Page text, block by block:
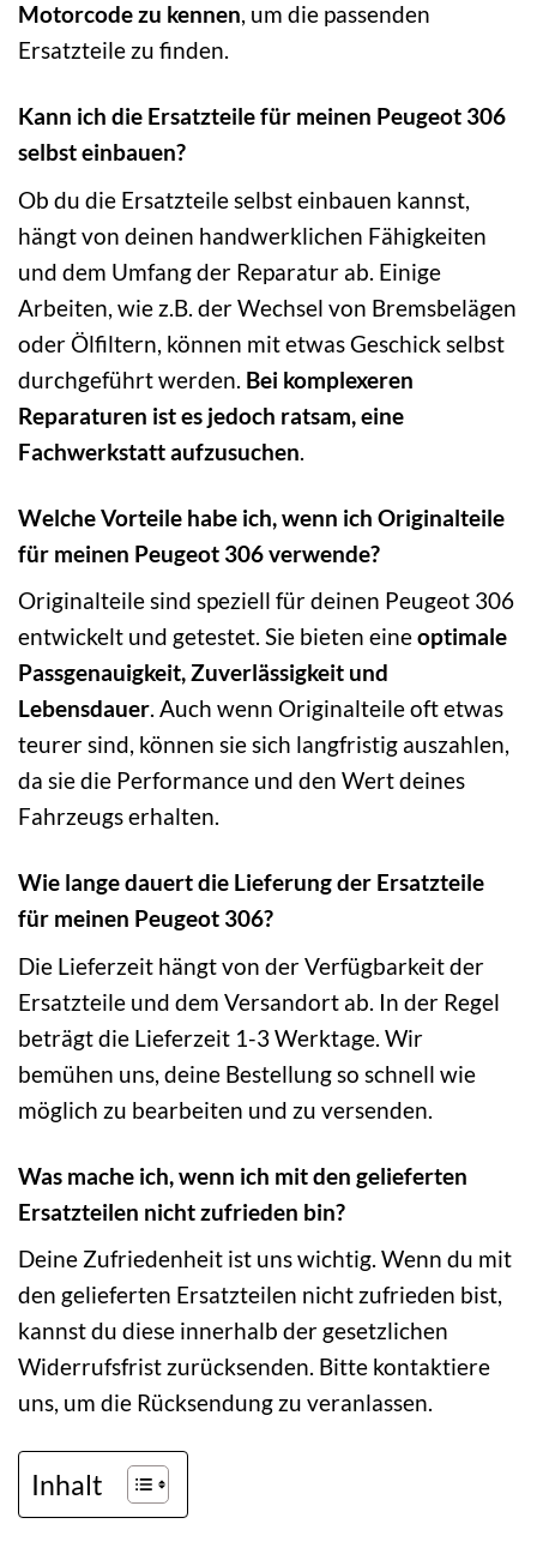
Motorcode zu kennen, um die passenden
Ersatzteile zu finden.
Kann ich die Ersatzteile für meinen Peugeot 306
selbst einbauen?
Ob du die Ersatzteile selbst einbauen kannst,
hängt von deinen handwerklichen Fähigkeiten
und dem Umfang der Reparatur ab. Einige
Arbeiten, wie z.B. der Wechsel von Bremsbelägen
oder Ölfiltern, können mit etwas Geschick selbst
durchgeführt werden. Bei komplexeren
Reparaturen ist es jedoch ratsam, eine
Fachwerkstatt aufzusuchen.
Welche Vorteile habe ich, wenn ich Originalteile
für meinen Peugeot 306 verwende?
Originalteile sind speziell für deinen Peugeot 306
entwickelt und getestet. Sie bieten eineoptimale
Passgenauigkeit, Zuverlässigkeit und
Lebensdauer. Auch wenn Originalteile oft etwas
teurer sind, können sie sich langfristig auszahlen,
da sie die Performance und den Wert deines
Fahrzeugs erhalten.
Wie lange dauert die Lieferung der Ersatzteile
für meinen Peugeot 306?
Die Lieferzeit hängt von der Verfügbarkeit der
Ersatzteile und dem Versandort ab. In der Regel
beträgt die Lieferzeit 1-3 Werktage. Wir
bemühen uns, deine Bestellung so schnell wie
möglich zu bearbeiten und zu versenden.
Was mache ich, wenn ich mit den gelieferten
Ersatzteilen nicht zufrieden bin?
Deine Zufriedenheit ist uns wichtig. Wenn du mit
den gelieferten Ersatzteilen nicht zufrieden bist,
kannst du diese innerhalb der gesetzlichen
Widerrufsfrist zurücksenden. Bitte kontaktiere
uns, um die Rücksendung zu veranlassen.
Inhalt